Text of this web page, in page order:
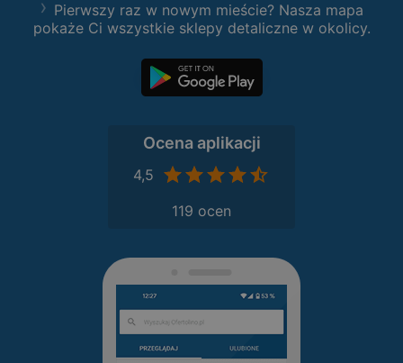
Pierwszy raz w nowym mieście? Nasza mapa
pokaże Ci wszystkie sklepy detaliczne w okolicy.
Ocena aplikacji
4,5
119 ocen